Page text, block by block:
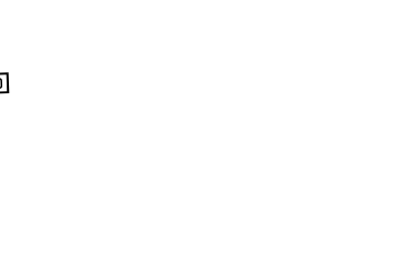
Gaultier, desde
vaporizador,
para jugar en
cuerpo.